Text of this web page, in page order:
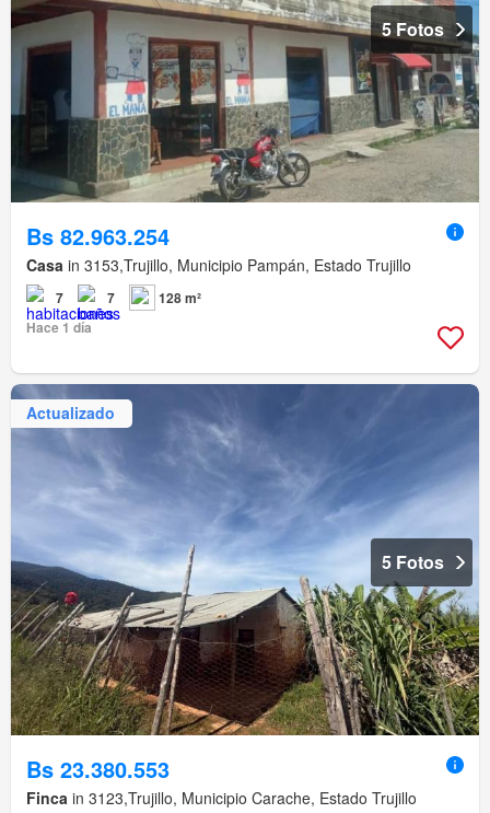
5 Fotos
Bs 82.963.254
Casa in 3153,Trujillo, Municipio Pampán, Estado Trujillo
7 7
128 m²
Hace 1 día
Actualizado
5 Fotos
Bs 23.380.553
Finca in 3123,Trujillo, Municipio Carache, Estado Trujillo